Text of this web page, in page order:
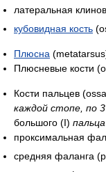
латеральная
кубовидная кость
Плюсна
Плюсневые кости
Кости пальцев
каждой стопе, по
большого (I)
проксимальная
средняя фаланга